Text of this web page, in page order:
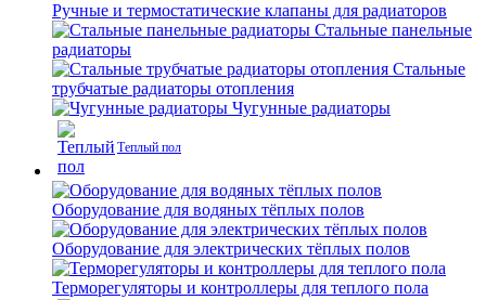
Ручные и термостатические клапаны для радиаторов
Стальные панельные
радиаторы
Стальные
трубчатые радиаторы отопления
Чугунные радиаторы
Теплый пол
Оборудование для водяных тёплых полов
Оборудование для электрических тёплых полов
Терморегуляторы и контроллеры для теплого пола